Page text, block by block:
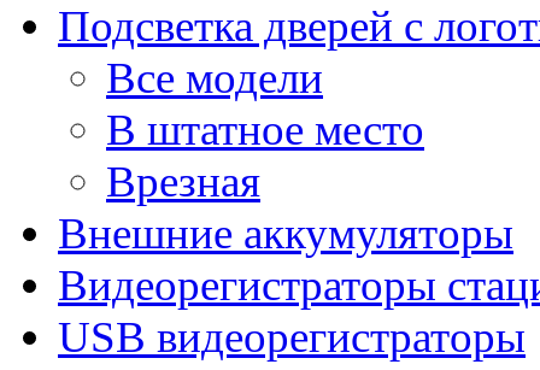
Подсветка дверей с
Все модели
В штатное место
Врезная
Внешние аккумуляторы
Видеорегистраторы
USB видеорегистраторы